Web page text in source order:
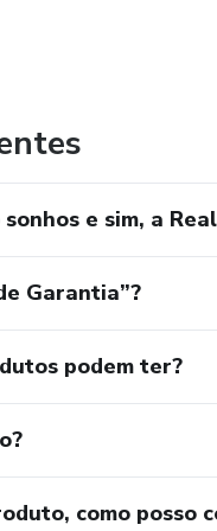
e sim, a
Garantia”?
podem ter?
como posso